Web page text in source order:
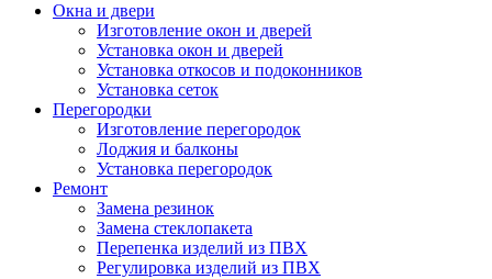
Окна и двери
Изготовление окон и дверей
Установка окон и дверей
Установка откосов и подоконников
Установка сеток
Перегородки
Изготовление перегородок
Лоджия и балконы
Установка перегородок
Ремонт
Замена резинок
Замена стеклопакета
Перепенка изделий из ПВХ
Регулировка изделий из ПВХ